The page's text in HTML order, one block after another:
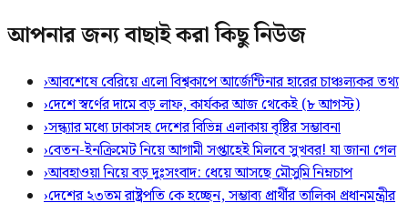
আপনার জন্য বাছাই করা কিছু নিউজ
›আবশেষে বেরিয়ে এলো বিশ্বকাপে আর্জেন্টিনার হারের চাঞ্চল্যকর তথ্য
›দেশে স্বর্ণের দামে বড় লাফ, কার্যকর আজ থেকেই (৮ আগস্ট)
›সন্ধ্যার মধ্যে ঢাকাসহ দেশের বিভিন্ন এলাকায় বৃষ্টির সম্ভাবনা
›বেতন-ইনক্রিমেট নিয়ে আগামী সপ্তাহেই মিলবে সুখবর! যা জানা গেল
›আবহাওয়া নিয়ে বড় দুঃসংবাদ: ধেয়ে আসছে মৌসুমি নিম্নচাপ
›দেশের ২৩তম রাষ্ট্রপতি কে হচ্ছেন, সম্ভাব্য প্রার্থীর তালিকা প্রধানমন্ত্রীর